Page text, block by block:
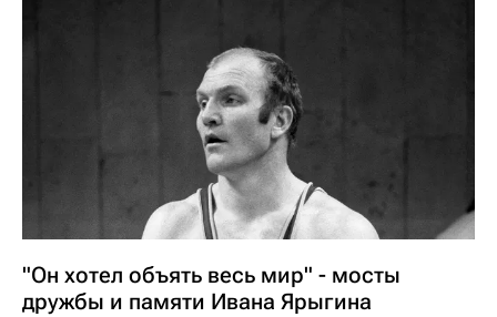
"Он хотел объять весь мир" - мосты
дружбы и памяти Ивана Ярыгина